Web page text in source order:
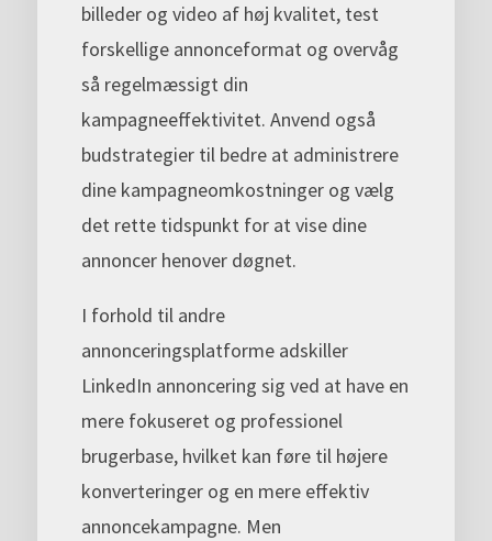
billeder og video af høj kvalitet, test
forskellige annonceformat og overvåg
så regelmæssigt din
kampagneeffektivitet. Anvend også
budstrategier til bedre at administrere
dine kampagneomkostninger og vælg
det rette tidspunkt for at vise dine
annoncer henover døgnet.
I forhold til andre
annonceringsplatforme adskiller
LinkedIn annoncering sig ved at have en
mere fokuseret og professionel
brugerbase, hvilket kan føre til højere
konverteringer og en mere effektiv
annoncekampagne. Men